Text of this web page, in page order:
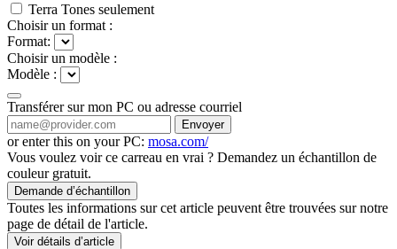
Terra Tones seulement
Choisir un format :
Format:
Choisir un modèle :
Modèle :
Transférer sur mon PC ou adresse courriel
Envoyer
or enter this on your PC: mosa.com/
Vous voulez voir ce carreau en vrai ? Demandez un échantillon de
couleur gratuit.
Demande d’échantillon
Toutes les informations sur cet article peuvent être trouvées sur notre
page de détail de l'article.
Voir détails d’article